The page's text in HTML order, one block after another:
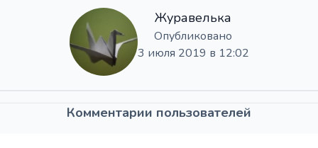
Журавелька
Опубликовано
3 июля 2019 в 12:02
Комментарии пользователей